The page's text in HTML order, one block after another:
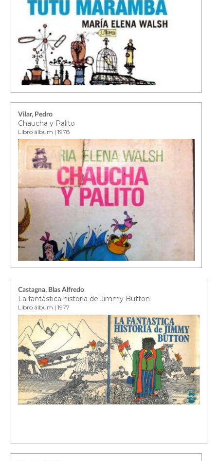
Vilar, Pedro
Chaucha y Palito
Libro álbum | 1978
Castagna, Blas Alfredo
La fantástica historia de Jimmy Button
Libro álbum | 1977